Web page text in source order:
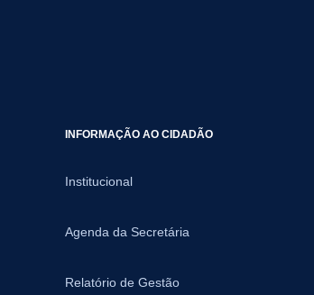
INFORMAÇÃO AO CIDADÃO
Institucional
Agenda da Secretária
Relatório de Gestão